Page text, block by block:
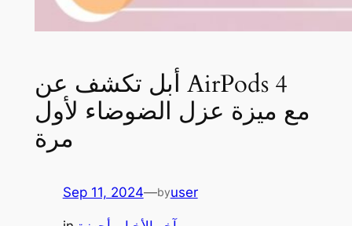
أبل تكشف عن AirPods 4
مع ميزة عزل الضوضاء لأول
مرة
Sep 11, 2024—byuser